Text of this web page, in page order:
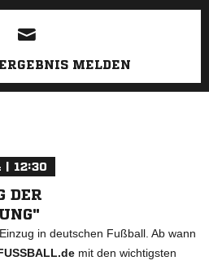
ANZEIGE
MELDEN
| 12:30
DER
in deutschen Fußball. Ab wann
mit den wichtigsten